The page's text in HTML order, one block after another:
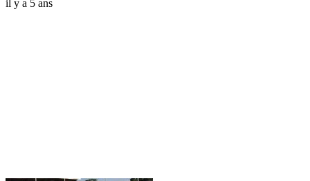
il y a 5 ans